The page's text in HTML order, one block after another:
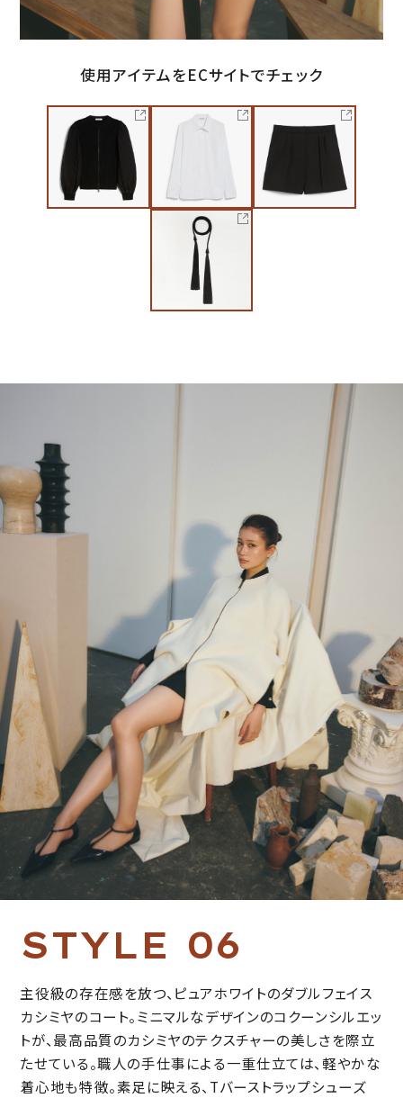
使用アイテムをECサイトでチェック
STYLE 06
主役級の存在感を放つ、ピュアホワイトのダブルフェイス
カシミヤのコート。ミニマルなデザインのコクーンシルエッ
トが、最高品質のカシミヤのテクスチャーの美しさを際立
たせている。職人の手仕事による一重仕立ては、軽やかな
着心地も特徴。素足に映える、Tバーストラップシューズ